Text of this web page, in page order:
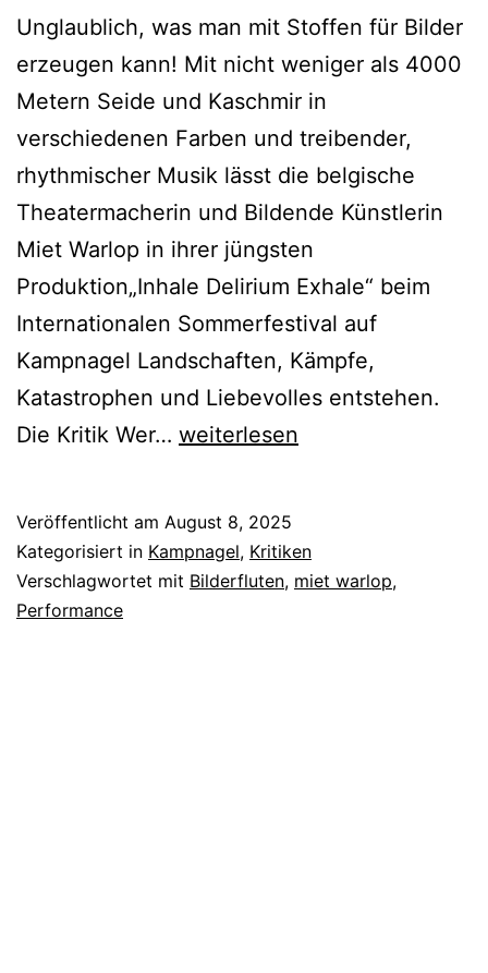
Unglaublich, was man mit Stoffen für Bilder
erzeugen kann! Mit nicht weniger als 4000
Metern Seide und Kaschmir in
verschiedenen Farben und treibender,
rhythmischer Musik lässt die belgische
Theatermacherin und Bildende Künstlerin
Miet Warlop in ihrer jüngsten
Produktion„Inhale Delirium Exhale“ beim
Internationalen Sommerfestival auf
Kampnagel Landschaften, Kämpfe,
Katastrophen und Liebevolles entstehen.
Die Kritik Wer… Inhale
weiterlesen
Veröffentlicht am August 8, 2025
Kategorisiert in Kampnagel, Kritiken
Verschlagwortet mit Bilderfluten, miet warlop,
Performance